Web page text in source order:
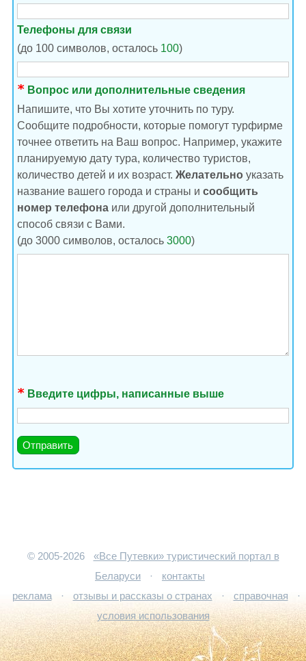
Телефоны для связи
(до 100 символов, осталось 100)
Вопрос или дополнительные сведения
Напишите, что Вы хотите уточнить по туру.
Сообщите подробности, которые помогут турфирме
точнее ответить на Ваш вопрос. Например, укажите
планируемую дату тура, количество туристов,
количество детей и их возраст. Желательно указать
название вашего города и страны и сообщить
номер телефона или другой дополнительный
способ связи с Вами.
(до 3000 символов, осталось 3000)
Введите цифры, написанные выше
© 2005-2026
«Все Путевки» туристический портал в
Беларуси
·
контакты
реклама
· отзывы и рассказы о странах · справочная
·
условия использования